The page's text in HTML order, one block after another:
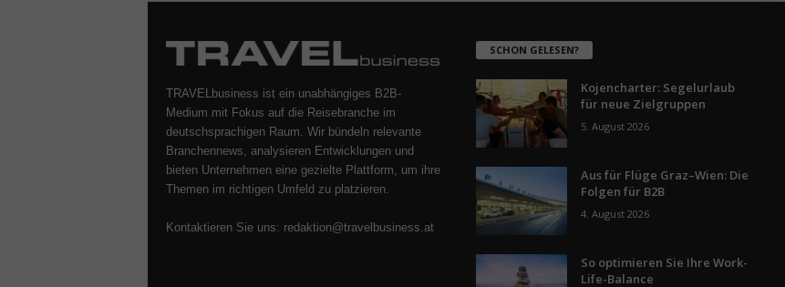
TRAVELbusiness ist ein unabhängiges B2B-
Medium mit Fokus auf die Reisebranche im
deutschsprachigen Raum. Wir bündeln relevante
Branchennews, analysieren Entwicklungen und
bieten Unternehmen eine gezielte Plattform, um ihre
Themen im richtigen Umfeld zu platzieren.
Kontaktieren Sie uns: redaktion@travelbusiness.at
SCHON GELESEN?
Kojencharter: Segelurlaub
für neue Zielgruppen
5. August 2026
Aus für Flüge Graz–Wien: Die
Folgen für B2B
4. August 2026
So optimieren Sie Ihre Work-
Life-Balance